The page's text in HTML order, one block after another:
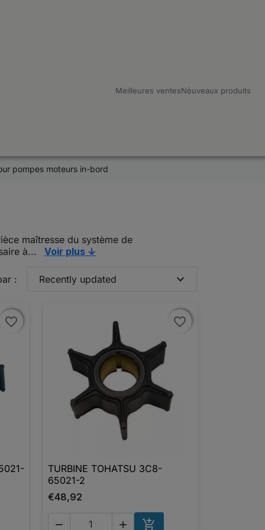
Meilleures ventesNouveaux produits
pompes moteurs in-bord
maîtresse du système de
à...
Voir plus ↓
: Recently updated expand_more
favorite_border
favorite_border favorite_border
favorite_border
 Aperçu rapide
TURBINE TOHATSU 3C8-
65021-2
€48,92
  